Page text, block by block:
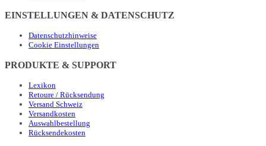
EINSTELLUNGEN & DATENSCHUTZ
Datenschutzhinweise
Cookie Einstellungen
PRODUKTE & SUPPORT
Lexikon
Retoure / Rücksendung
Versand Schweiz
Versandkosten
Auswahlbestellung
Rücksendekosten